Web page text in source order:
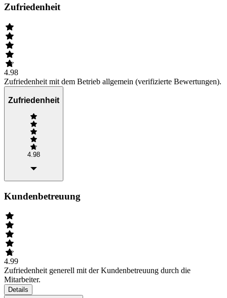
Zufriedenheit
4.98
Zufriedenheit mit dem Betrieb allgemein (verifizierte Bewertungen).
Zufriedenheit
4.98
Kundenbetreuung
4.99
Zufriedenheit generell mit der Kundenbetreuung durch die
Mitarbeiter.
Details